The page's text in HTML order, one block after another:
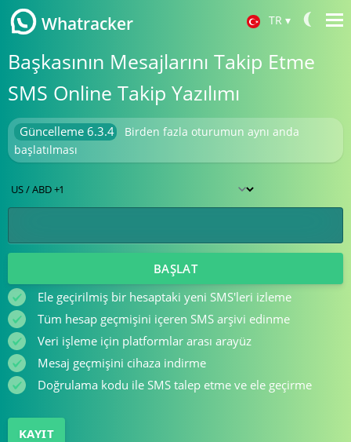
Whatracker TR ▾
Español
Français
Deutsch
Italiano
English
Başkasının Mesajlarını Takip Etme
SMS Online Takip Yazılımı
Güncelleme 6.3.4
Birden fazla oturumun aynı anda
başlatılması
BAŞLAT
Ele geçirilmiş bir hesaptaki yeni SMS'leri izleme
Tüm hesap geçmişini içeren SMS arşivi edinme
Veri işleme için platformlar arası arayüz
Mesaj geçmişini cihaza indirme
Doğrulama kodu ile SMS talep etme ve ele geçirme
KAYIT